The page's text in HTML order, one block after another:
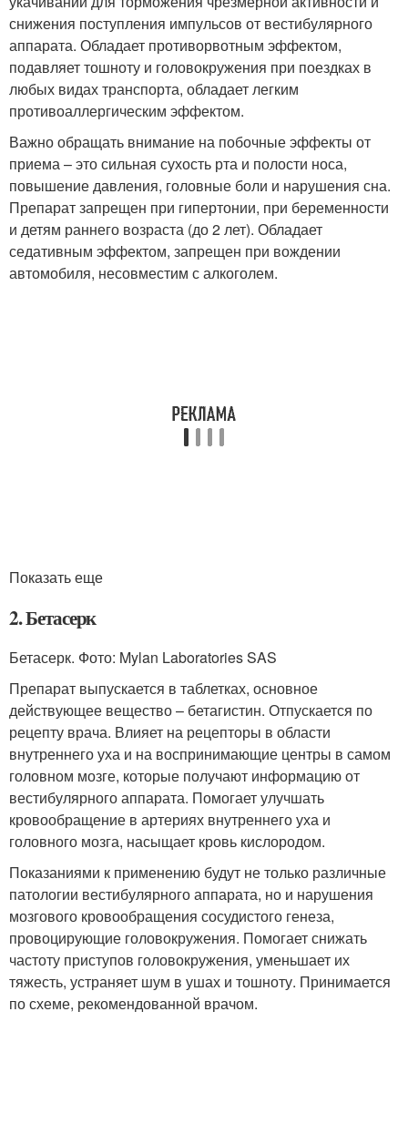
снижения поступления импульсов от вестибулярного
аппарата. Обладает противорвотным эффектом,
подавляет тошноту и головокружения при поездках в
любых видах транспорта, обладает легким
противоаллергическим эффектом.
Важно обращать внимание на побочные эффекты от
приема – это сильная сухость рта и полости носа,
повышение давления, головные боли и нарушения сна.
Препарат запрещен при гипертонии, при беременности
и детям раннего возраста (до 2 лет). Обладает
седативным эффектом, запрещен при вождении
автомобиля, несовместим с алкоголем.
Показать еще
2. Бетасерк
Бетасерк. Фото: Mylan Laboratories SAS
Препарат выпускается в таблетках, основное
действующее вещество – бетагистин. Отпускается по
рецепту врача. Влияет на рецепторы в области
внутреннего уха и на воспринимающие центры в самом
головном мозге, которые получают информацию от
вестибулярного аппарата. Помогает улучшать
кровообращение в артериях внутреннего уха и
головного мозга, насыщает кровь кислородом.
Показаниями к применению будут не только различные
патологии вестибулярного аппарата, но и нарушения
мозгового кровообращения сосудистого генеза,
провоцирующие головокружения. Помогает снижать
частоту приступов головокружения, уменьшает их
тяжесть, устраняет шум в ушах и тошноту. Принимается
по схеме, рекомендованной врачом.